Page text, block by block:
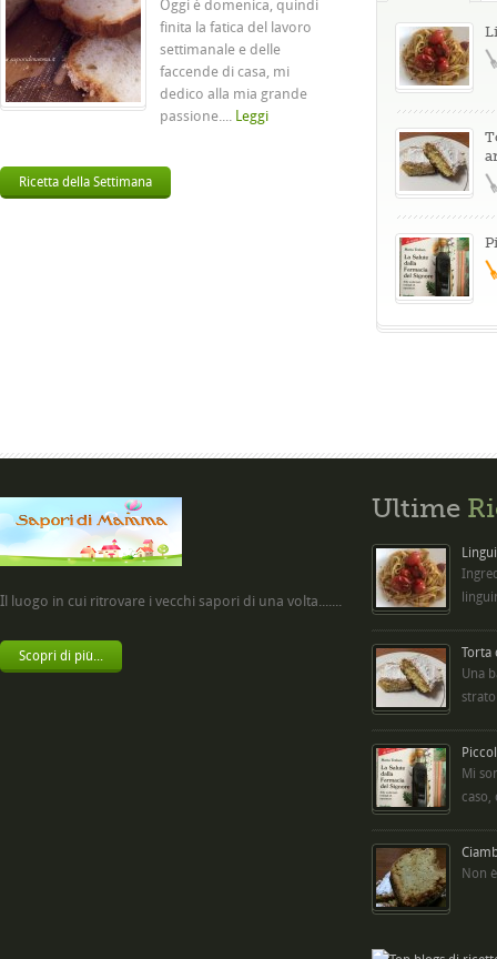
Oggi è domenica, quindi
finita la fatica del lavoro
settimanale e delle
faccende di casa, mi
dedico alla mia grande
passione.... Leggi
Ricetta della Settimana
Il luogo in cui ritrovare i vecchi sapori di una volta.......
Scopri di più...
Ultime
Torta
Una
Mi
caso,
Non